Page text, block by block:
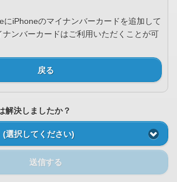
にiPhoneのマイナンバーカードを追加して
ナンバーカードはご利用いただくことが可
戻る
解決しましたか？
(選択してください)
送信する